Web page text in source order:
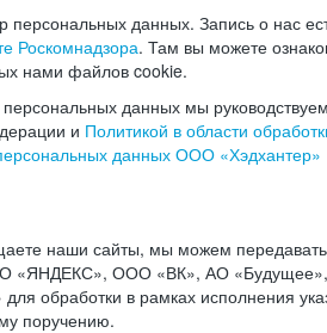
данных. Запись о нас
Роскомнадзора. Там вы можете
нами файлов cookie.
данных мы
и Политикой в области
данных ООО «Хэдхантер»
наши сайты, мы можем
«ЯНДЕКС», ООО «ВК», АО
обработки в рамках исполнения
поручению.